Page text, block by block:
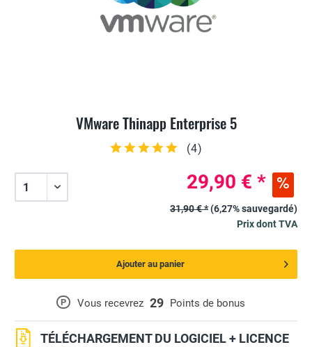
VMware Thinapp Enterprise 5
(4)
P Vous recevrez 29 Points de bonus
TÉLÉCHARGEMENT DU LOGICIEL + LICENCE
29,90 € *
31,90 € *(6,27% sauvegardé)
Prix dont TVA
Ajouter au panier